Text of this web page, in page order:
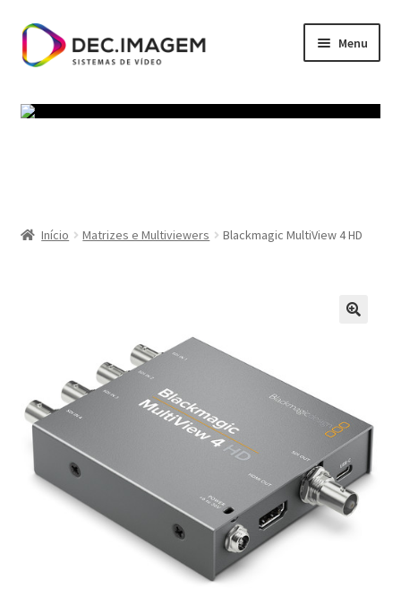
Ir
para
navegação
Saltar
para
conteúdo
Menu
Carrinho
Início Matrizes e Multiviewers Blackmagic MultiView 4 HD